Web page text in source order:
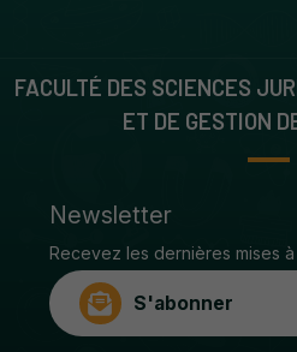
FACULTÉ DES SCIENCES
ET DE GESTION
Newsletter
Recevez les dernières mises
S'abonner